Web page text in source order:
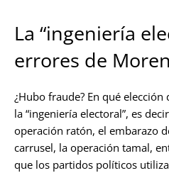
La “ingeniería
errores de
¿Hubo fraude? En qué
la “ingeniería electoral”, es
operación ratón, el embarazo
carrusel, la operación tamal,
que los partidos políticos